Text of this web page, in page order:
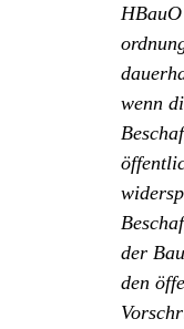
wenn
der
den